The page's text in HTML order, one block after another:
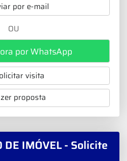
por e-mail
OU
por WhatsApp
visita
proposta
DE IMÓVEL - Solicite